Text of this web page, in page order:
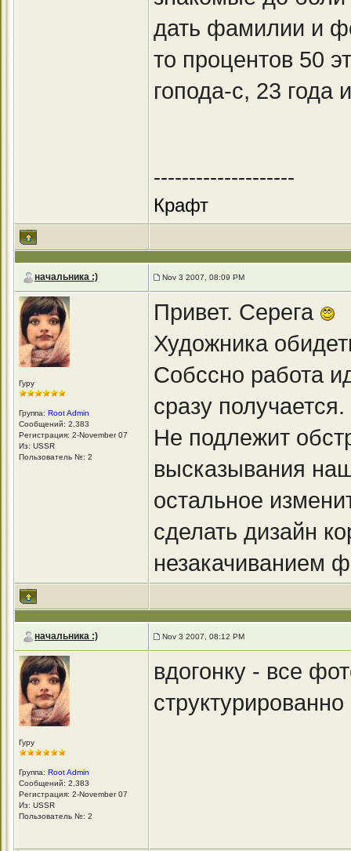
дать фамилии и
то процентов 50
гопода-с, 23 года
--------------------
Крафт
начальника :) Nov 3 2007, 08:09 PM
Гуру
Группа: Root Admin
Сообщений: 2,383
Регистрация: 2-November 07
Из: USSR
Пользователь №: 2
Привет. Серега
Художника
Собссно работа
сразу
Не подлежит
высказывания
остальное
сделать дизайн
незакачиванием
начальника :) Nov 3 2007, 08:12 PM
Гуру
Группа: Root Admin
Сообщений: 2,383
Регистрация: 2-November 07
Из: USSR
Пользователь №: 2
вдогонку - все